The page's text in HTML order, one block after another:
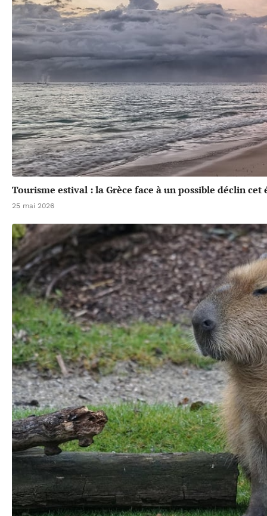
Tourisme estival : la Grèce face à un possible déclin cet
25 mai 2026